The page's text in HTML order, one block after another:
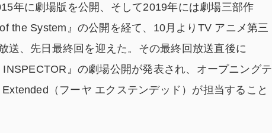
年に劇場版を公開、そして2019年には劇場三部作
the System』の公開を経て、10月よりTV アニメ第三
送、先日最終回を迎えた。その最終回放送直後に
』の劇場公開が発表され、オープニングテ
（フーヤ エクステンデッド）が担当すること